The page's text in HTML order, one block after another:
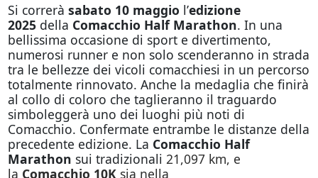
Si correrà sabato 10 maggio l’edizione
2025della Comacchio Half Marathon. In una
bellissima occasione di sport e divertimento,
numerosi runner e non solo scenderanno in strada
tra le bellezze dei vicoli comacchiesi in un percorso
totalmente rinnovato. Anche la medaglia che finirà
al collo di coloro che taglieranno il traguardo
simboleggerà uno dei luoghi più noti di
Comacchio. Confermate entrambe le distanze della
precedente edizione. La Comacchio Half
Marathon sui tradizionali 21,097 km, e
la Comacchio 10K sia nella